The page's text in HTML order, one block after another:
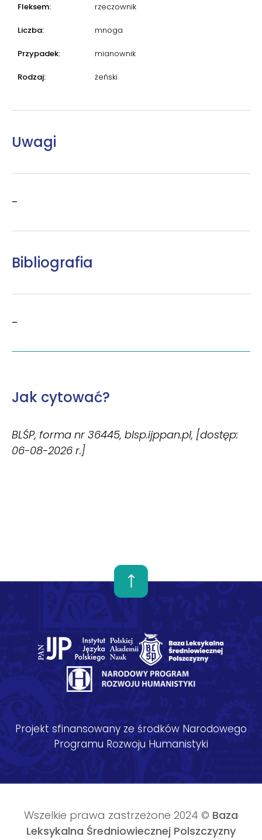
Fleksem: rzeczownik
Liczba: mnoga
Przypadek: mianownik
Rodzaj: żeński
Uwagi
–
Bibliografia
–
Jak cytować?
BLŚP, forma nr 36445, blsp.ijppan.pl, [dostęp:
06-08-2026 r.]
Projekt sfinansowany ze środków Narodowego
Programu Rozwoju Humanistyki
Wszelkie prawa zastrzeżone 2024 © Baza
Leksykalna Średniowiecznej Polszczyzny